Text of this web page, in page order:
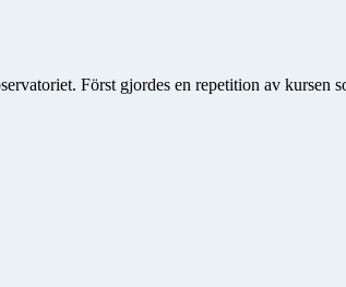
Först gjordes en repetition av kursen